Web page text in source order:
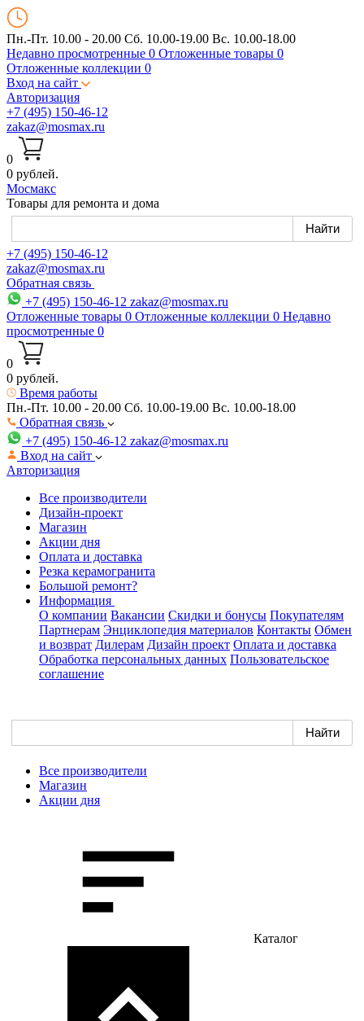
Пн.-Пт. 10.00 - 20.00 Сб. 10.00-19.00 Вс. 10.00-18.00
Недавно просмотренные 0 Отложенные товары 0
Отложенные коллекции 0
Вход на сайт
Авторизация
+7 (495) 150-46-12
zakaz@mosmax.ru
0
0 рублей.
Мосмакс
Товары для ремонта и дома
+7 (495) 150-46-12
zakaz@mosmax.ru
Обратная связь
+7 (495) 150-46-12 zakaz@mosmax.ru
Отложенные товары 0 Отложенные коллекции 0 Недавно
просмотренные 0
0
0 рублей.
Время работы
Пн.-Пт. 10.00 - 20.00 Сб. 10.00-19.00 Вс. 10.00-18.00
Обратная связь
+7 (495) 150-46-12 zakaz@mosmax.ru
Вход на сайт
Авторизация
Все производители
Дизайн-проект
Магазин
Акции дня
Оплата и доставка
Резка керамогранита
Большой ремонт?
Информация
О компании Вакансии Скидки и бонусы Покупателям
Партнерам Энциклопедия материалов Контакты Обмен
и возврат Дилерам Дизайн проект Оплата и доставка
Обработка персональных данных Пользовательское
соглашение
Все производители
Магазин
Акции дня
Каталог